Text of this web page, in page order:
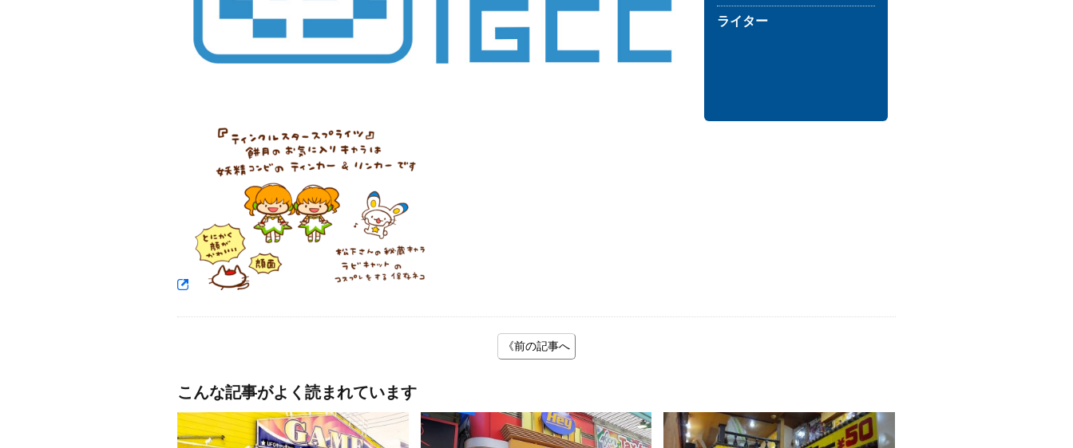
ライター
《前の記事へ
こんな記事がよく読まれています